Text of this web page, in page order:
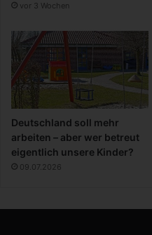
vor 3 Wochen
Deutschland soll mehr
arbeiten – aber wer betreut
eigentlich unsere Kinder?
09.07.2026